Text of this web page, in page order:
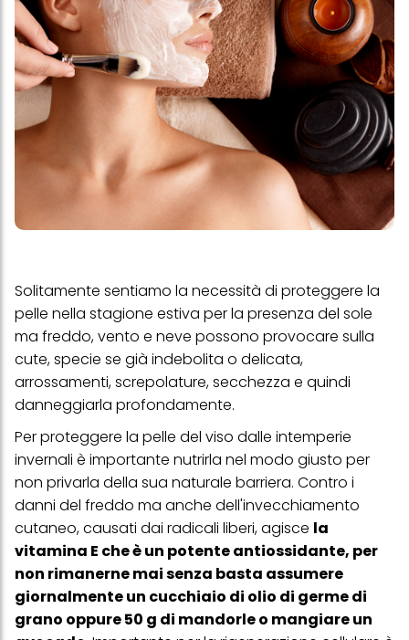
Solitamente sentiamo la necessità di proteggere la
pelle nella stagione estiva per la presenza del sole
ma freddo, vento e neve possono provocare sulla
cute, specie se già indebolita o delicata,
arrossamenti, screpolature, secchezza e quindi
danneggiarla profondamente.
Per proteggere la pelle del viso dalle intemperie
invernali è importante nutrirla nel modo giusto per
non privarla della sua naturale barriera. Contro i
danni del freddo ma anche dell'invecchiamento
cutaneo, causati dai radicali liberi, agisce la
vitamina E che è un potente antiossidante, per
non rimanerne mai senza basta assumere
giornalmente un cucchiaio di olio di germe di
grano oppure 50 g di mandorle o mangiare un